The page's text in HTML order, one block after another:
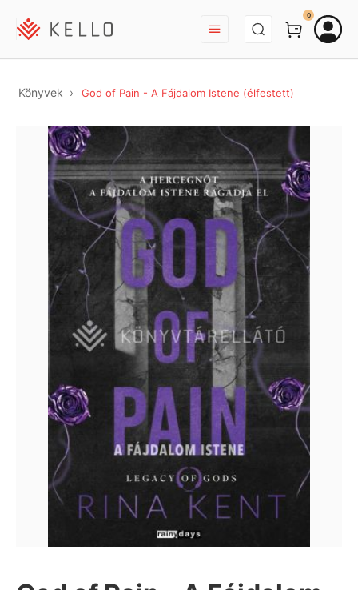
BEJELENTKEZÉS
0
Könyvek God of Pain - A Fájdalom Istene (élfestett)